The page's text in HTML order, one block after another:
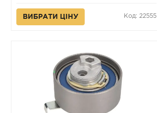
ВИБРАТИ ЦІНУ Код: 22555